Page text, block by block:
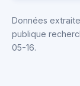
Données
publique
05-16.